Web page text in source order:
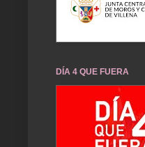
DÍA 4 QUE FUERA